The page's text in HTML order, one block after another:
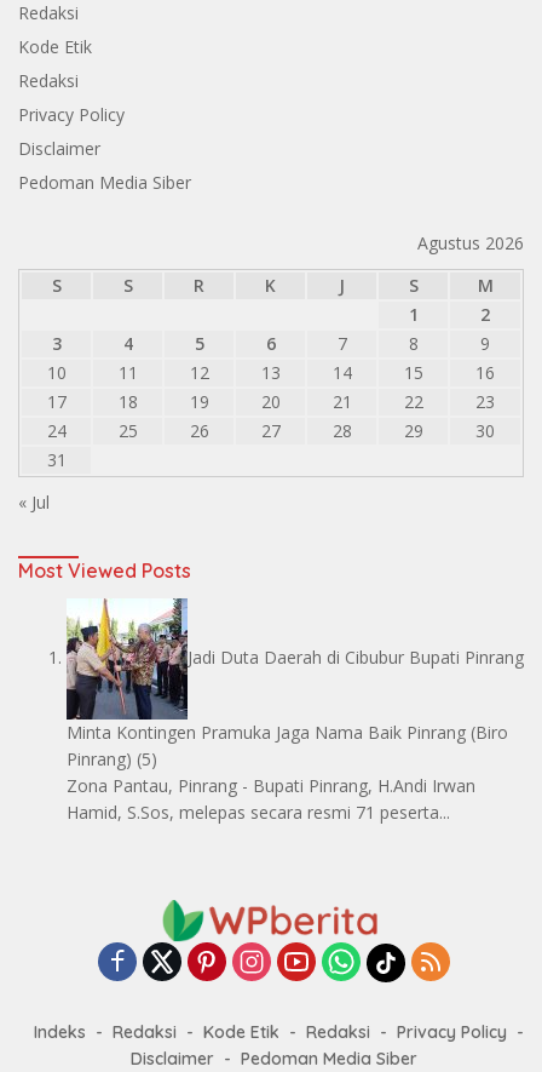
Redaksi
Kode Etik
Redaksi
Privacy Policy
Disclaimer
Pedoman Media Siber
Agustus 2026
S
S R K J S
M
1
2
3
4 5 6 7 8
9
10
11 12 13 14 15
16
17
18 19 20 21 22
23
24
25 26 27 28 29
30
31
« Jul
Most Viewed Posts
Jadi Duta Daerah di Cibubur Bupati Pinrang
Minta Kontingen Pramuka Jaga Nama Baik Pinrang (Biro
Pinrang) (5)
Zona Pantau, Pinrang - Bupati Pinrang, H.Andi Irwan
Hamid, S.Sos, melepas secara resmi 71 peserta...
Indeks Redaksi Kode Etik Redaksi
Privacy Policy
Disclaimer
Pedoman Media Siber